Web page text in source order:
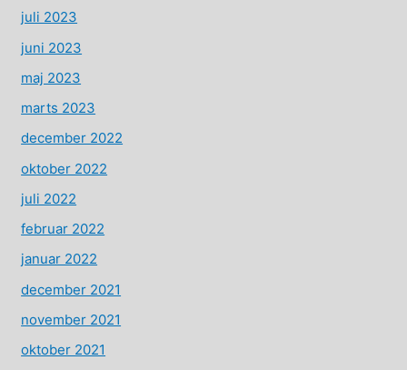
juli 2023
juni 2023
maj 2023
marts 2023
december 2022
oktober 2022
juli 2022
februar 2022
januar 2022
december 2021
november 2021
oktober 2021